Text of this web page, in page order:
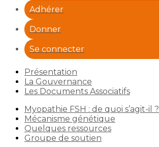
Adhérer
Donner
Se connecter
Présentation
La Gouvernance
Les Documents Associatifs
Myopathie FSH : de quoi s’agit-il ?
Mécanisme génétique
Quelques ressources
Groupe de soutien